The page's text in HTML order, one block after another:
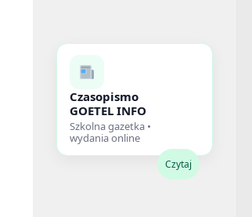
Czasopismo
GOETEL INFO
Szkolna gazetka •
wydania online
Czytaj